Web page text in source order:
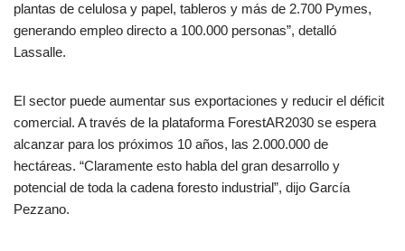
plantas de celulosa y papel, tableros y más de 2.700 Pymes,
generando empleo directo a 100.000 personas”, detalló
Lassalle.
El sector puede aumentar sus exportaciones y reducir el déficit
comercial. A través de la plataforma ForestAR2030 se espera
alcanzar para los próximos 10 años, las 2.000.000 de
hectáreas. “Claramente esto habla del gran desarrollo y
potencial de toda la cadena foresto industrial”, dijo García
Pezzano.